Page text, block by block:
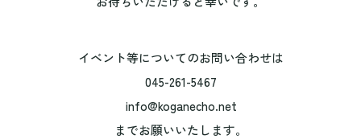
イベント等についてのお問い合わせは
045-261-5467
info@koganecho.net
までお願いいたします。